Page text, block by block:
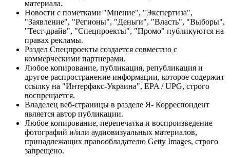
материала.
Новости с пометками "Мнение", "Экспертиза",
"Заявление", "Регионы", "Деньги", "Власть", "Выборы",
"Тест-драйв", "Спецпроекты", "Промо" публикуются на
правах рекламы.
Раздел Спецпроекты создается совместно с
коммерческими партнерами.
Любое копирование, публикация, републикация и
другое распространение информации, которое содержит
ссылку на "Интерфакс-Украина", EPA / UPG, строго
воспрещается.
Владелец веб-страницы в разделе Я- Корреспондент
является автор публикации.
Любое копирование, перепечатка и воспроизведение
фотографий и/или аудиовизуальных материалов,
принадлежащих правообладателю Getty Images, строго
запрещено.